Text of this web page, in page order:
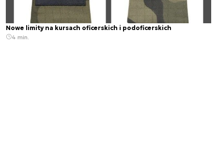
Nowe limity na kursach oficerskich i podoficerskich
4 min.